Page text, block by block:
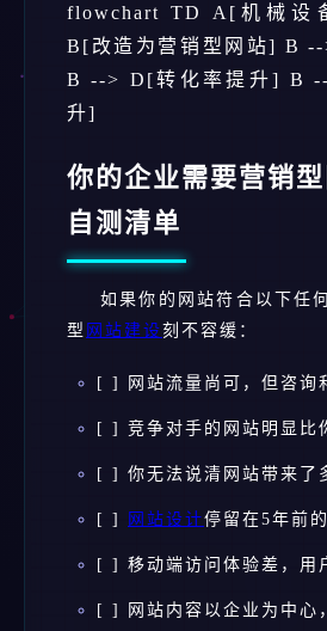
flowchart TD A[机械设
B[改造为营销型网站] B
B --> D[转化率提升] B
升]
你的企业需要营销型
自测清单
如果你的网站符合以下任
型 网站建设刻不容缓：
[ ] 网站流量尚可，但咨询
[ ] 竞争对手的网站明显比
[ ] 你无法说清网站带来了
[ ] 网站设计停留在5年前
[ ] 移动端访问体验差，用
[ ] 网站内容以企业为中心